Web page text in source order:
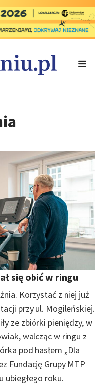
się obić w ringu
Korzystać z niej już
przy ul. Mogileńskiej.
ze zbiórki pieniędzy, w
walcząc w ringu z
pod hasłem „Dla
Fundację Grupy MTP
ubiegłego roku.